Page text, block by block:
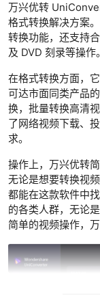
万兴优转
格式转换解决方案
转换功能，还支持
及 DVD 刻录等操作。
在格式转换方面，
可达市面同类产品
换，批量转换高清
了网络视频下载、
求。
操作上，万兴优转
无论是想要转换视
都能在这款软件中
的各类人群，无论
简单的视频操作，